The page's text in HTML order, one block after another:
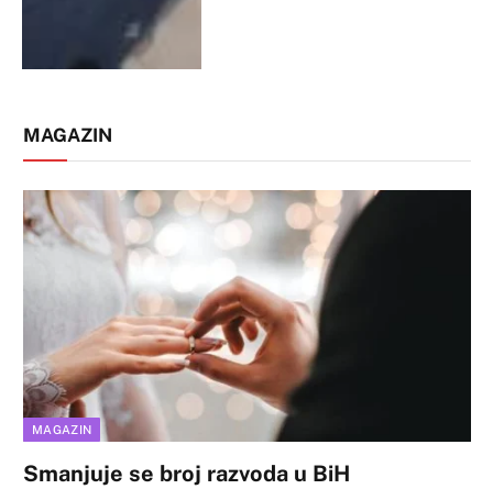
MAGAZIN
MAGAZIN
Smanjuje se broj razvoda u BiH